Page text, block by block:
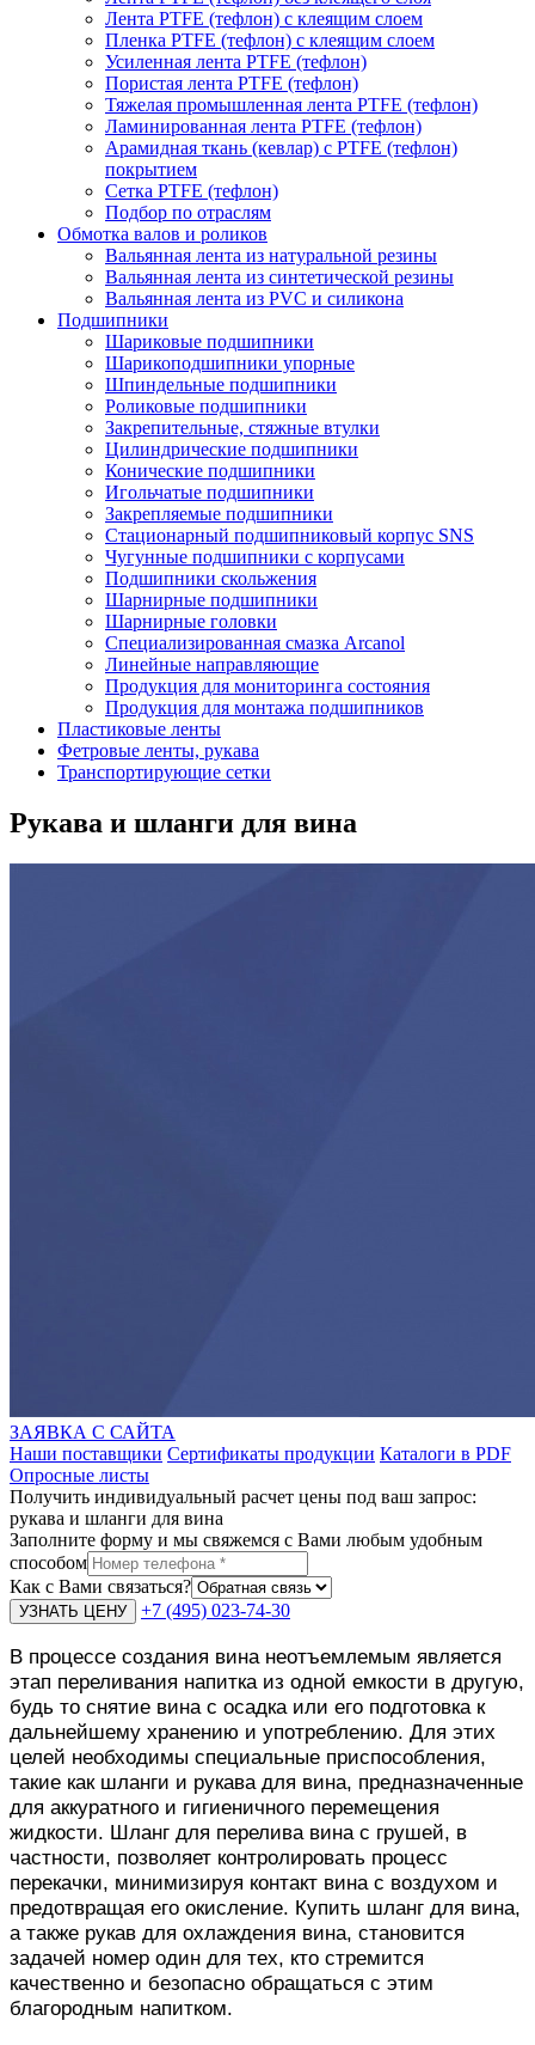
Лента PTFE (тефлон) с клеящим слоем
Пленка PTFE (тефлон) с клеящим слоем
Усиленная лента PTFE (тефлон)
Пористая лента PTFE (тефлон)
Тяжелая промышленная лента PTFE (тефлон)
Ламинированная лента PTFE (тефлон)
Арамидная ткань (кевлар) с PTFE (тефлон)
покрытием
Сетка PTFE (тефлон)
Подбор по отраслям
Обмотка валов и роликов
Вальянная лента из натуральной резины
Вальянная лента из синтетической резины
Вальянная лента из PVC и силикона
Подшипники
Шариковые подшипники
Шарикоподшипники упорные
Шпиндельные подшипники
Роликовые подшипники
Закрепительные, стяжные втулки
Цилиндрические подшипники
Конические подшипники
Игольчатые подшипники
Закрепляемые подшипники
Стационарный подшипниковый корпус SNS
Чугунные подшипники с корпусами
Подшипники скольжения
Шарнирные подшипники
Шарнирные головки
Специализированная смазка Arcanol
Линейные направляющие
Продукция для мониторинга состояния
Продукция для монтажа подшипников
Пластиковые ленты
Фетровые ленты, рукава
Транспортирующие сетки
Рукава и шланги для вина
ЗАЯВКА С САЙТА
Наши поставщики Сертификаты продукции Каталоги в PDF
Опросные листы
Получить индивидуальный расчет цены под ваш запрос:
рукава и шланги для вина
Заполните форму и мы свяжемся с Вами любым удобным
способом
Как с Вами связаться?
+7 (495) 023-74-30
В процессе создания вина неотъемлемым является
этап переливания напитка из одной емкости в другую,
будь то снятие вина с осадка или его подготовка к
дальнейшему хранению и употреблению. Для этих
целей необходимы специальные приспособления,
такие как шланги и рукава для вина, предназначенные
для аккуратного и гигиеничного перемещения
жидкости. Шланг для перелива вина с грушей, в
частности, позволяет контролировать процесс
перекачки, минимизируя контакт вина с воздухом и
предотвращая его окисление. Купить шланг для вина,
а также рукав для охлаждения вина, становится
задачей номер один для тех, кто стремится
качественно и безопасно обращаться с этим
благородным напитком.